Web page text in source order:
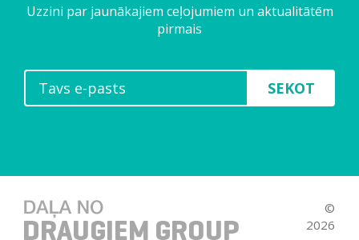
Uzzini par jaunākajiem ceļojumiem un aktualitātēm
pirmais
SEKOT
©
2026